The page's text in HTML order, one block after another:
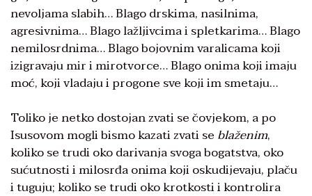
nevoljama slabih… Blago drskima, nasilnima,
agresivnima… Blago lažljivcima i spletkarima… Blago
nemilosrdnima… Blago bojovnim varalicama koji
izigravaju mir i mirotvorce… Blago onima koji imaju
moć, koji vladaju i progone sve koji im smetaju…
Toliko je netko dostojan zvati se čovjekom, a po
Isusovom mogli bismo kazati zvati se blaženim,
koliko se trudi oko darivanja svoga bogatstva, oko
sućutnosti i milosrđa onima koji oskudijevaju, plaču
i tuguju; koliko se trudi oko krotkosti i kontrolira